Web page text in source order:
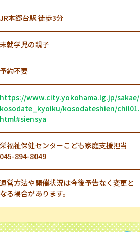
JR本郷台駅 徒歩3分
未就学児の親子
予約不要
https://www.city.yokohama.lg.jp/sakae/
kosodate_kyoiku/kosodateshien/chil01.
html#siensya
栄福祉保健センターこども家庭支援担当
045-894-8049
運営方法や開催状況は今後予告なく変更と
なる場合があります。